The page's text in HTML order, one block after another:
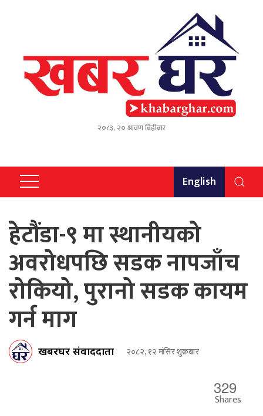
२०८३, २० श्रावण बिहीबार
English
हेटौंडा-९ मा स्थानीयको
अवरोधपछि सडक नापजाँच
रोकियो, पुरानो सडक कायम
गर्न माग
खबरघर संवाददाता २०८२, १२ मंसिर शुक्रबार
329
Shares